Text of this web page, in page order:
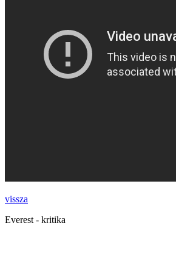
vissza
Everest - kritika